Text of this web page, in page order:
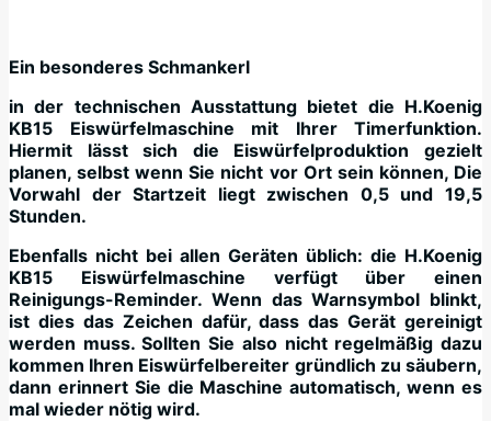
Ein besonderes Schmankerl
in der technischen Ausstattung bietet die H.Koenig
KB15 Eiswürfelmaschine mit Ihrer Timerfunktion.
Hiermit lässt sich die Eiswürfelproduktion gezielt
planen, selbst wenn Sie nicht vor Ort sein können, Die
Vorwahl der Startzeit liegt zwischen 0,5 und 19,5
Stunden.
Ebenfalls nicht bei allen Geräten üblich: die H.Koenig
KB15 Eiswürfelmaschine verfügt über einen
Reinigungs-Reminder. Wenn das Warnsymbol blinkt,
ist dies das Zeichen dafür, dass das Gerät gereinigt
werden muss. Sollten Sie also nicht regelmäßig dazu
kommen Ihren Eiswürfelbereiter gründlich zu säubern,
dann erinnert Sie die Maschine automatisch, wenn es
mal wieder nötig wird.